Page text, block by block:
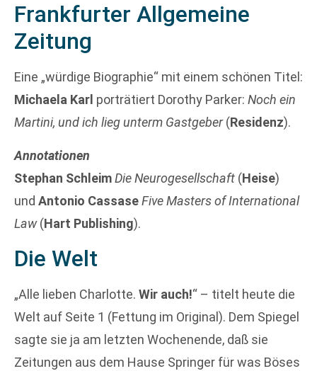
Frankfurter Allgemeine
Zeitung
Eine „würdige Biographie“ mit einem schönen Titel:
Michaela Karl porträtiert Dorothy Parker: Noch ein
Martini, und ich lieg unterm Gastgeber(Residenz).
Annotationen
Stephan SchleimDie Neurogesellschaft (Heise)
und Antonio CassaseFive Masters of International
Law(Hart Publishing).
Die Welt
„Alle lieben Charlotte. Wir auch!“ – titelt heute die
Welt auf Seite 1 (Fettung im Original). Dem Spiegel
sagte sie ja am letzten Wochenende, daß sie
Zeitungen aus dem Hause Springer für was Böses